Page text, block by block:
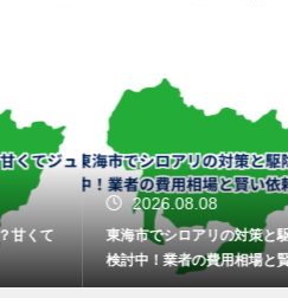
2026.08.08
東海市でシロアリの対策と駆除を
検討中！業者の費用相場と賢い依
頼術